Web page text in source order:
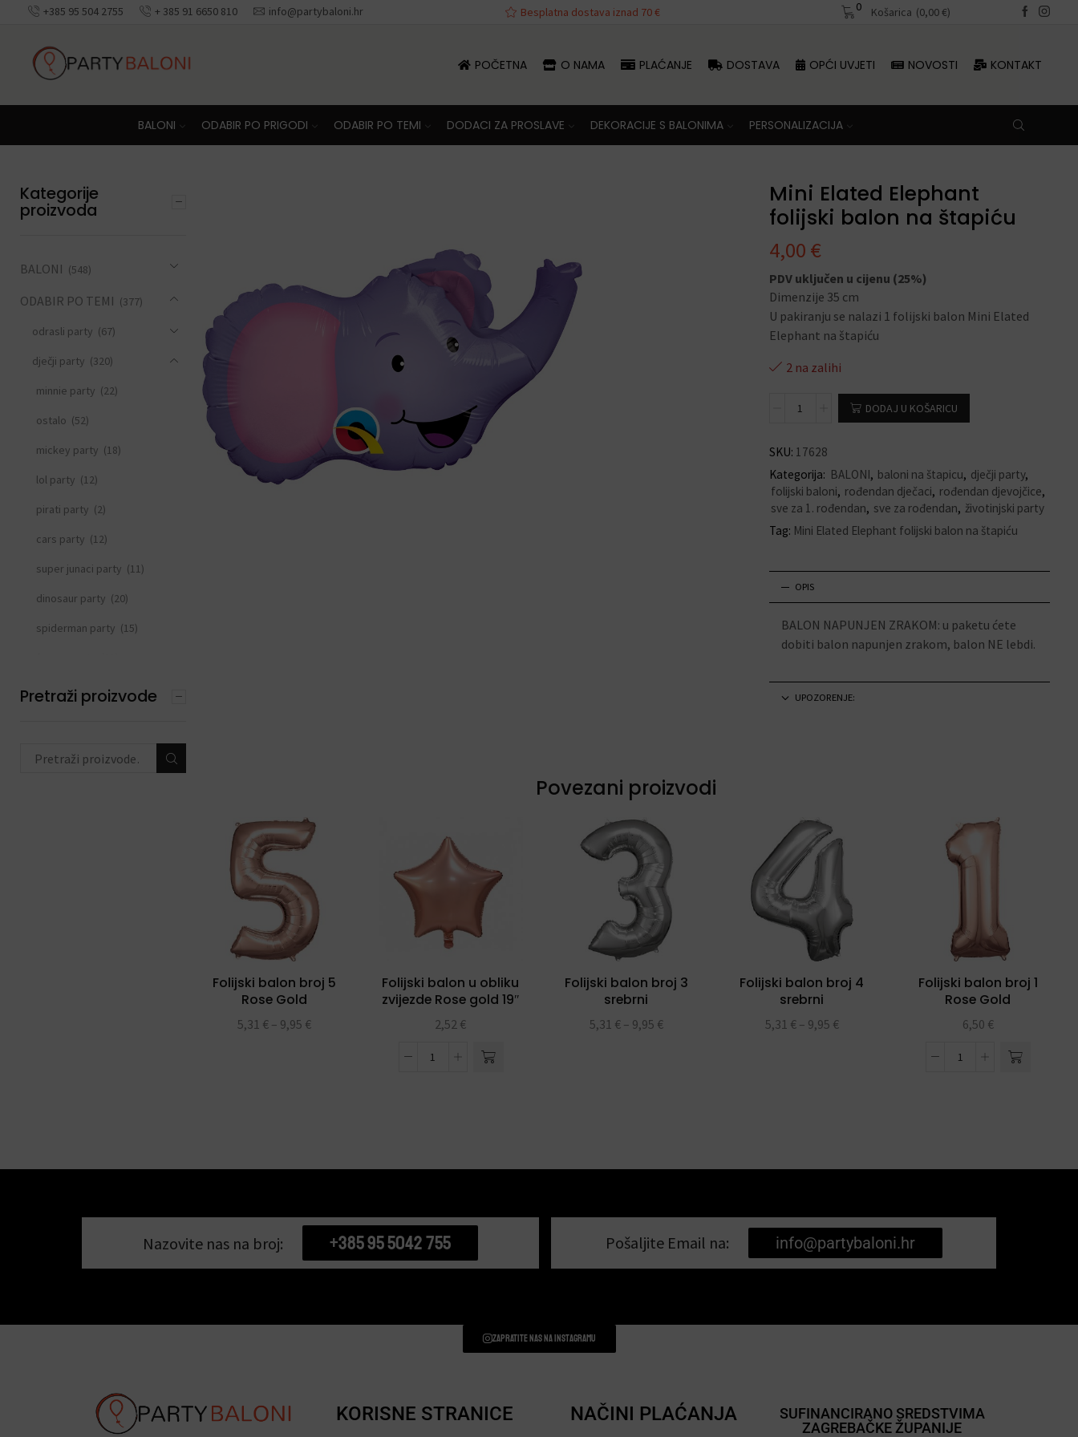
+385 95 504 2755 + 385 91 6650 810 info@partybaloni.hr
Besplatna dostava iznad 70 € Besplatna dostava iznad 70 € Besplatna dostava iznad 70 €
0 Košarica (0,00€)
POČETNA O NAMA PLAĆANJE DOSTAVA OPĆI UVJETI NOVOSTI KONTAKT
BALONI ODABIR PO PRIGODI ODABIR PO TEMI DODACI ZA PROSLAVE DEKORACIJE S BALONIMA PERSONALIZACIJA
Mini Elated Elephant
folijski balon na štapiću
4,00 €
PDV uključen u cijenu (25%)
Dimenzije 35 cm
U pakiranju se nalazi 1 folijski balon Mini Elated
Elephant na štapiću
2 na zalihi
DODAJ U KOŠARICU
SKU: 17628
Kategorija: BALONI, baloni na štapicu, dječji party,
folijski baloni, rođendan dječaci, rođendan djevojčice,
sve za 1. rođendan, sve za rođendan, životinjski party
Tag: Mini Elated Elephant folijski balon na štapiću
OPIS
BALON NAPUNJEN ZRAKOM: u paketu ćete
dobiti balon napunjen zrakom, balon NE lebdi.
UPOZORENJE:
Povezani proizvodi
Folijski balon broj 5
Rose Gold
5,31 € – 9,95 €
Folijski balon u obliku
zvijezde Rose gold 19″
2,52 €
Folijski balon broj 3
srebrni
5,31 € – 9,95 €
Folijski balon broj 4
srebrni
5,31 € – 9,95 €
Folijski balon broj 1
Rose Gold
6,50 €
Kategorije
proizvoda
BALONI (548)
ODABIR PO TEMI (377)
odrasli party (67)
dječji party (320)
minnie party (22)
ostalo (52)
mickey party (18)
lol party (12)
pirati party (2)
cars party (12)
super junaci party (11)
dinosaur party (20)
spiderman party (15)
svemirski party
Pretraži proizvode
Nazovite nas na broj: +385 95 5042 755 Pošaljite Email na: info@partybaloni.hr
Zapratite nas na instagramu
KORISNE STRANICE NAČINI PLAĆANJA
SUFINANCIRANO SREDSTVIMA
ZAGREBAČKE ŽUPANIJE